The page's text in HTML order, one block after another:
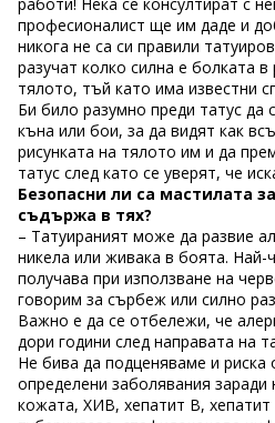
професионалист ще им даде и
никога не са си правили
разучат колко силна е болката в
тялото, тъй като има известни
Би било разумно преди татус да
къна или бои, за да видят как
рисунката на тялото им и да
татус след като се уверят, че
Безопасни ли са мастилата
съдържа в тях?
– Татуираният може да развие
никела или живака в боята. Най-
получава при използване на
говорим за сърбеж или силно
Важно е да се отбележи, че
дори години след направата на
Не бива да подценяваме и риска
определени заболявания заради
кожата, ХИВ, хепатит В, хепатит